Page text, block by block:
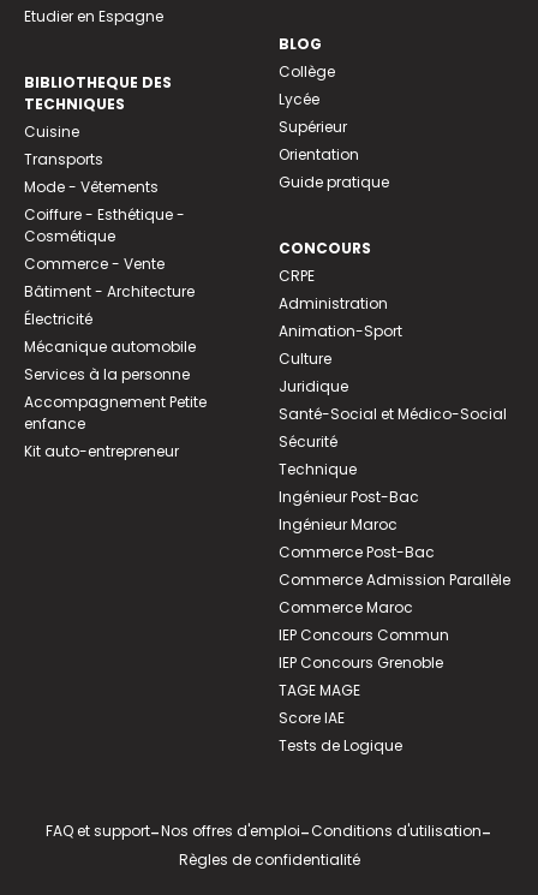
Etudier en Espagne
BIBLIOTHEQUE DES
TECHNIQUES
Cuisine
Transports
Mode - Vêtements
Coiffure - Esthétique -
Cosmétique
Commerce - Vente
Bâtiment - Architecture
Électricité
Mécanique automobile
Services à la personne
Accompagnement Petite
enfance
Kit auto-entrepreneur
BLOG
Collège
Lycée
Supérieur
Orientation
Guide pratique
CONCOURS
CRPE
Administration
Animation-Sport
Culture
Juridique
Santé-Social et Médico-Social
Sécurité
Technique
Ingénieur Post-Bac
Ingénieur Maroc
Commerce Post-Bac
Commerce Admission Parallèle
Commerce Maroc
IEP Concours Commun
IEP Concours Grenoble
TAGE MAGE
Score IAE
Tests de Logique
FAQ et support-Nos offres d'emploi-Conditions d'utilisation-
Règles de confidentialité